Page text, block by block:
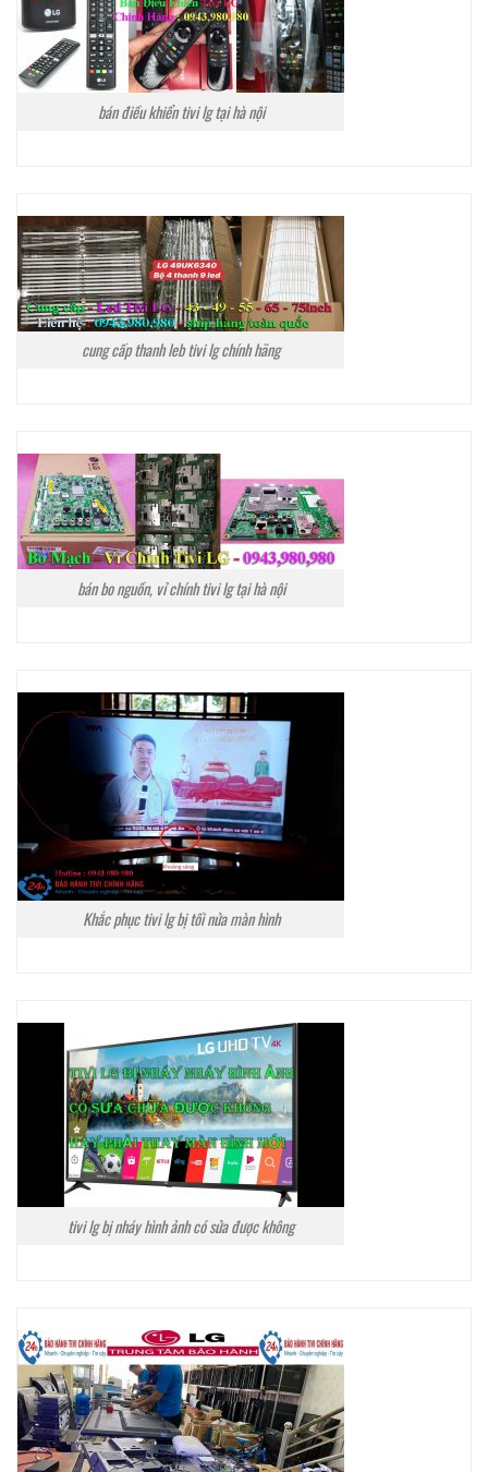
bán điều khiển tivi lg tại hà nội
cung cấp thanh leb tivi lg chính hãng
bán bo nguồn, vỉ chính tivi lg tại hà nội
Khắc phục tivi lg bị tối nửa màn hình
tivi lg bị nháy hình ảnh có sửa được không